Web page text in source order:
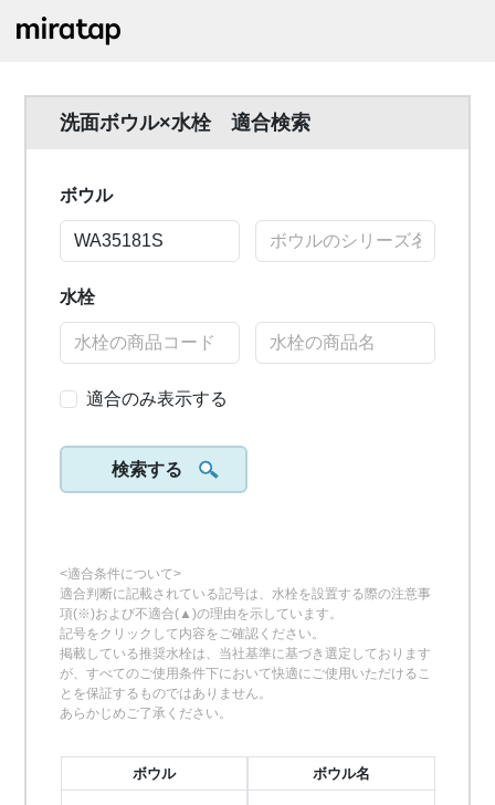
洗面ボウル×水栓 適合検索
ボウル
水栓
適合のみ表示する
検索する
<適合条件について>
適合判断に記載されている記号は、水栓を設置する際の注意事
項(※)および不適合(▲)の理由を示しています。
記号をクリックして内容をご確認ください。
掲載している推奨水栓は、当社基準に基づき選定しております
が、すべてのご使用条件下において快適にご使用いただけるこ
とを保証するものではありません。
あらかじめご了承ください。
ボウル ボウル名